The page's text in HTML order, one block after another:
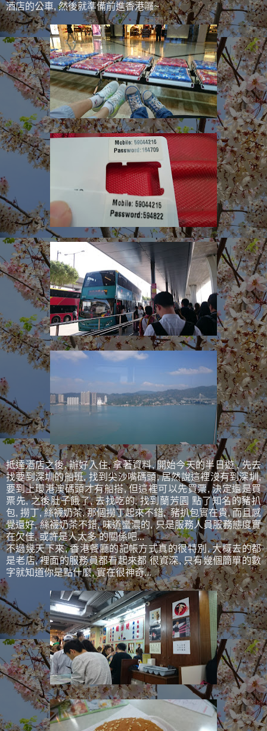
酒店的公車, 然後就準備前進香港囉~
抵達酒店之後, 辦好入住, 拿著資料, 開始今天的半日遊 , 先去
找要到深圳的船班, 找到尖沙嘴碼頭, 居然說這裡沒有到深圳,
要到上環港澳碼頭才有船搭, 但這裡可以先買票, 決定還是買
票先, 之後肚子餓了, 去找吃的, 找到蘭芳園 點了知名的豬扒
包, 撈丁, 絲襪奶茶, 那個撈丁起來不錯, 豬扒包實在貴, 而且感
覺還好, 絲襪奶茶不錯, 味道蠻濃的, 只是服務人員服務態度實
在欠佳, 或許是人太多 的關係吧...
不過幾天下來, 香港餐廳的記帳方式真的很特別, 大概去的都
是老店, 裡面的服務員都看起來都 很資深, 只有幾個簡單的數
字就知道你是點什麼, 實在很神奇...